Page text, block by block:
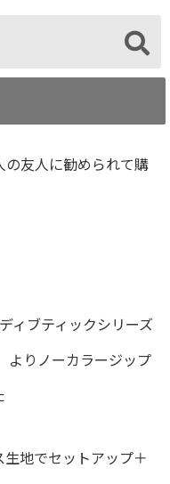
の友人に勧められて購
ィブティックシリーズ
りノーカラージップ
地でセットアップ＋